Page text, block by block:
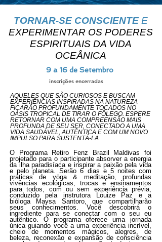
TORNAR-SE CONSCIENTE E
EXPERIMENTAR OS PODERES
ESPIRITUAIS DA VIDA
OCEÂNICA
9 a 16 de Setembro
inscrições encerradas
AQUELES QUE SÃO CURIOSOS E BUSCAM
EXPERIÊNCIAS INSPIRADAS NA NATUREZA
FICARÃO PROFUNDAMENTE TOCADOS NO
OÁSIS TROPICAL DE TIRAR O FÔLEGO. ESPERE
RETORNAR COM UMA COMPREENSÃO MAIS
PROFUNDA DE SEU SER, CONECTADO A UMA
VIDA SAUDÁVEL, AUTÊNTICA E COM UM NOVO
IMPULSO PARA SUSTENTÁ-LA
O Programa Retiro Fenz Brazil Maldivas foi
projetado para o participante absorver a energia
da ilha paradisíaca e inspirar a paixão pela vida
e pelo planeta. Serão 6 dias e 5 noites com
práticas de yōga & meditação, profundas
vivências ecológicas, trocas e ensinamentos
para todos, com ou sem experiência prévia,
conduzido pela instrutora Louize Paz e a
bióloga Maysa Santoro, que compartilharão
seus conhecimentos. Você descobrirá o
ingrediente para se conectar com o seu eu
autêntico. O programa oferece uma jornada
única guiando você a uma experiência incrível,
cheio de momentos mágicos, alegres, de
beleza, reconexão e expansão de consciência